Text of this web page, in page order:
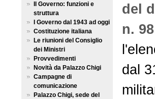
del
n. 98
dal
Il Governo: funzioni e
struttura
I Governo dal 1943 ad oggi
Costituzione italiana
Le riunioni del Consiglio
dei Ministri
Provvedimenti
Novità da Palazzo Chigi
Campagne di
comunicazione
Palazzo Chigi, sede del